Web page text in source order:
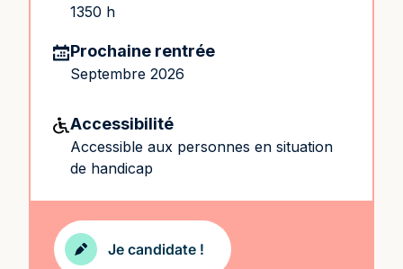
1350 h
Prochaine rentrée
Septembre 2026
Accessibilité
Accessible aux personnes en situation
de handicap
Je candidate !